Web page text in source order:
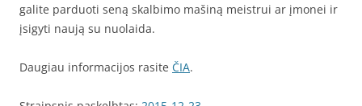
galite parduoti seną skalbimo mašiną meistrui ar įmonei ir
įsigyti naują su nuolaida.
Daugiau informacijos rasite ČIA.